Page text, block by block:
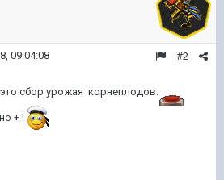
#2
09:04:08
сбор урожая корнеплодов.
+ !